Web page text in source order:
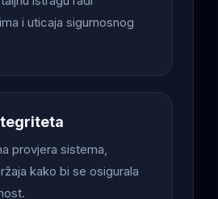
i uticaja sigurnosnog
provjera sistema,
kako bi se osigurala